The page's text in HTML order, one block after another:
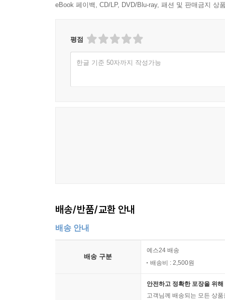
eBook 페이백, CD/LP, DVD/Blu-ray, 패션 및 판매금지 상
평점
한글 기준 50자까지 작성가능
배송/반품/교환 안내
배송 안내
배송 구분
예스24 배송
배송비 : 2,500원
안전하고 정확한 포장을 위
고객님께 배송되는 모든 상